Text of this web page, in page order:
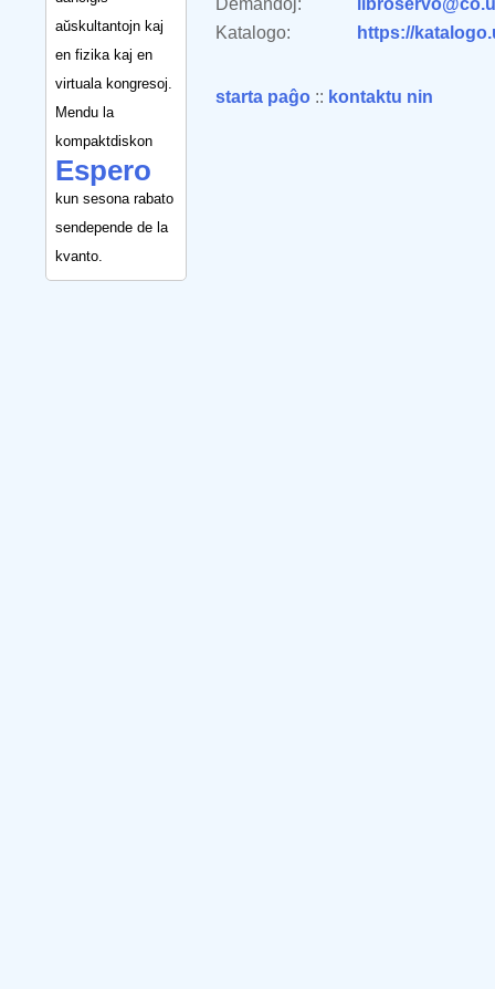
aŭskultantojn kaj
en fizika kaj en
virtuala kongresoj.
Mendu la
kompaktdiskon
Espero
kun sesona rabato
sendepende de la
kvanto.
Demandoj:
Katalogo:
https://
starta paĝo :: kontaktu nin